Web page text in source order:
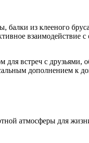
балки из клееного
взаимодействие
для встреч с друзьями,
дополнением к
атмосферы для